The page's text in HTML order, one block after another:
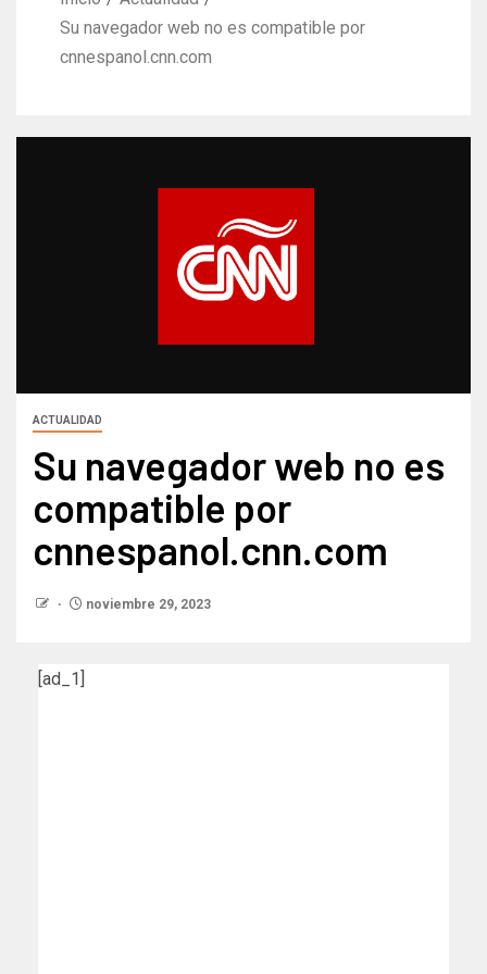
Su navegador web no es compatible por
cnnespanol.cnn.com
ACTUALIDAD
Su navegador web no es
compatible por
cnnespanol.cnn.com
noviembre 29, 2023
[ad_1]